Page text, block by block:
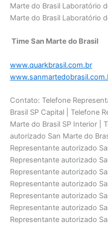
Marte do Brasil Laboratório
Marte do Brasil Laboratório
Time San Marte do Brasil
www.quarkbrasil.com.br
Contato: Telefone
Brasil SP Capital | Telefone
Marte do Brasil SP Interior |
autorizado San Marte do
Representante autorizado
Representante autorizado
Representante autorizado
Representante autorizado
Representante autorizado
Representante autorizado
Representante autorizado